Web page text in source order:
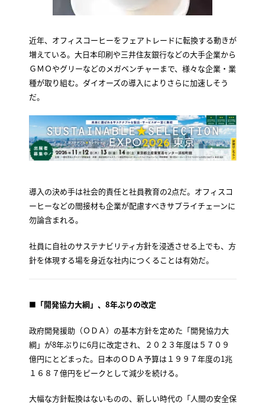
近年、オフィスコーヒーをフェアトレードに転換する動きが
増えている。大日本印刷や三井住友銀行などの大手企業から
ＧＭＯやグリーなどのメガベンチャーまで、様々な企業・業
種が取り組む。ダイオーズの導入によりさらに加速しそう
だ。
導入の決め手は社会的責任と社員教育の2点だ。オフィスコ
ーヒーなどの間接材も企業が配慮すべきサプライチェーンに
勿論含まれる。
社員に自社のサステナビリティ方針を浸透させる上でも、方
針を体現する場を身近な社内につくることは有効だ。
■ 「開発協力大綱」、8年ぶりの改定
政府開発援助（ＯＤＡ）の基本方針を定めた「開発協力大
綱」が8年ぶりに6月に改定され、２０２３年度は５７０９
億円にとどまった。日本のＯＤＡ予算は１９９７年度の1兆
１６８７億円をピークとして減少を続ける。
大幅な方針転換はないものの、新しい時代の「人間の安全保